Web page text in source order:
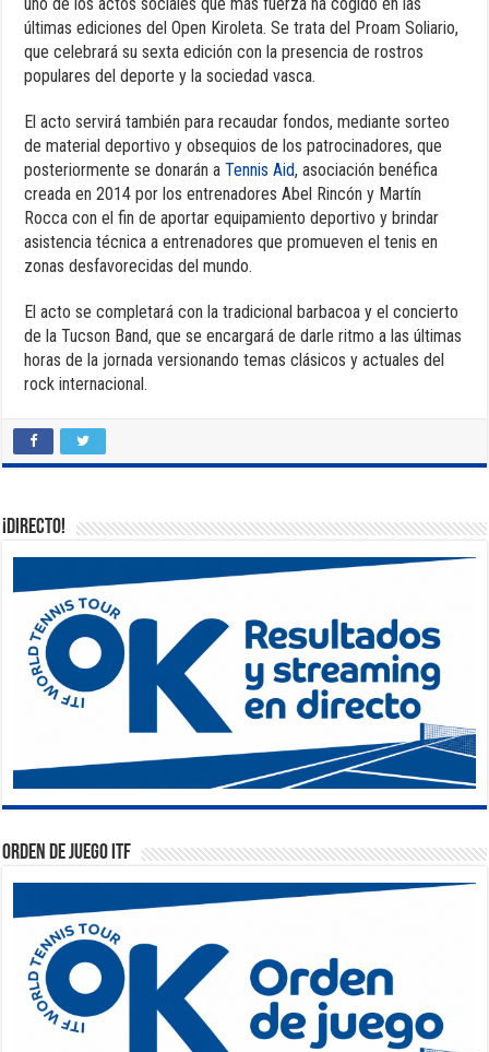
últimas ediciones del Open Kiroleta. Se trata del Proam Soliario,
que celebrará su sexta edición con la presencia de rostros
populares del deporte y la sociedad vasca.
El acto servirá también para recaudar fondos, mediante sorteo
de material deportivo y obsequios de los patrocinadores, que
posteriormente se donarán aTennis Aid, asociación benéfica
creada en 2014 por los entrenadores Abel Rincón y Martín
Rocca con el fin de aportar equipamiento deportivo y brindar
asistencia técnica a entrenadores que promueven el tenis en
zonas desfavorecidas del mundo.
El acto se completará con la tradicional barbacoa y el concierto
de la Tucson Band, que se encargará de darle ritmo a las últimas
horas de la jornada versionando temas clásicos y actuales del
rock internacional.
¡DIRECTO!
Orden de Juego ITF